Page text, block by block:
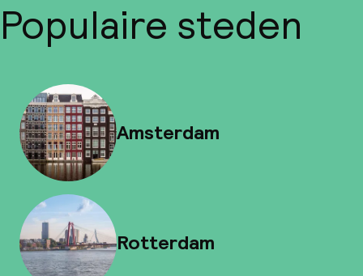
Populaire steden
Amsterdam
Rotterdam